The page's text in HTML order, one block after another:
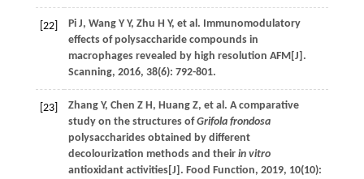
[22] Pi J, Wang Y Y, Zhu H Y, et al. Immunomodulatory
effects of polysaccharide compounds in
macrophages revealed by high resolution AFM[J].
Scanning, 2016, 38(6): 792-801.
[23] Zhang Y, Chen Z H, Huang Z, et al. A comparative
study on the structures ofGrifola frondosa
polysaccharides obtained by different
decolourization methods and their in vitro
antioxidant activities[J]. Food Function, 2019, 10(10):